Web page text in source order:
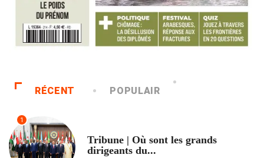
RÉCENT POPULAIR
1
Tribune | Où sont les grands
dirigeants du...